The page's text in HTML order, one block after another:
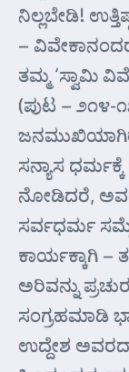
ನಿಲ್ಲಬೇಡಿ!
–
ತಮ್ಮ ‘ಸ್ವಾಮಿ
(ಪುಟ – ೨೧೪-
ಸನ್ಯಾಸ
ನೋಡಿದರೆ,
ಸರ್ವಧರ್ಮ
ಕಾರ್ಯಕ್ಕಾಗಿ –
ಅರಿವನ್ನು
ಸಂಗ್ರಹಮಾಡಿ
ಉದ್ದೇಶ